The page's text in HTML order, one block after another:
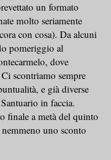
un formato
molto seriamente
con cosa). Da alcuni
pomeriggio al
dove
scontriamo sempre
e già diverse
in faccia.
finale a metà del quinto
uno sconto